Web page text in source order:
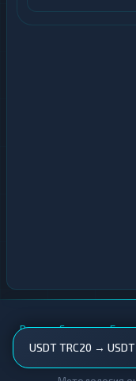
USDT TRC20 →
Вики • Города •